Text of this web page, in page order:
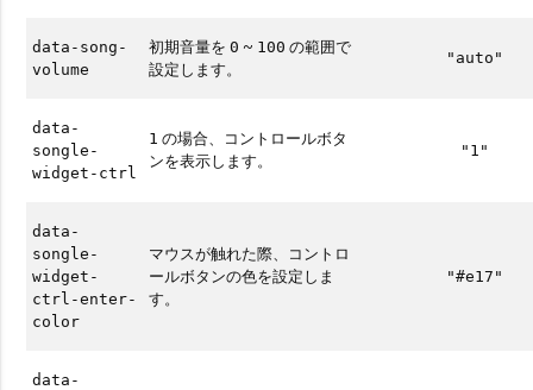
data-song-
volume
初期音量を0 ~ 100 の範囲で
設定します。
"auto"
data-
songle-
widget-ctrl
1 の場合、コントロールボタ
ンを表示します。
"1"
data-
songle-
widget-
ctrl-enter-
color
マウスが触れた際、コントロ
ールボタンの色を設定しま
す。
"#e17"
data-